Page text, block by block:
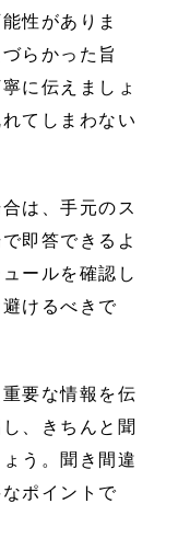
性がありま
らかった旨
に伝えましょ
てしまわない
は、手元のス
即答できるよ
ールを確認し
けるべきで
要な情報を伝
、きちんと聞
う。聞き間違
ポイントで